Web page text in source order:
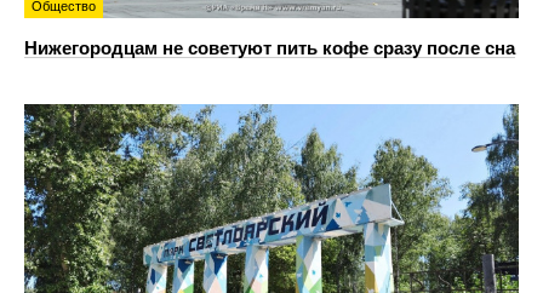
Общество
Нижегородцам не советуют пить кофе сразу после сна